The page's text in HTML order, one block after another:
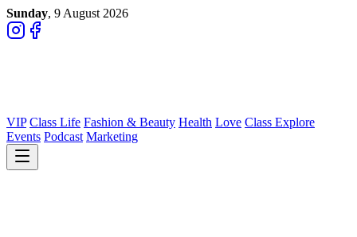
Sunday, 9 August 2026
VIP Class Life Fashion & Beauty Health Love Class Explore
Events Podcast Marketing